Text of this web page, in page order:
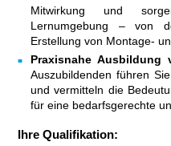
Mitwirkung und
Lernumgebung – von
Erstellung von Montage-
Praxisnahe Ausbildung
Auszubildenden führen
und vermitteln die
für eine bedarfsgerechte
Ihre Qualifikation: